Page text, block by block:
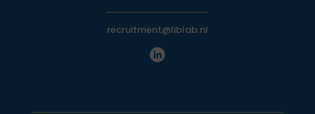
recruitment@liblab.nl